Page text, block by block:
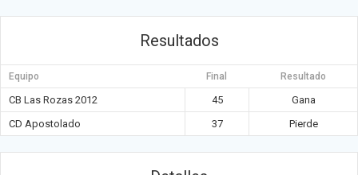
Resultados
Equipo Final Resultado
CB Las Rozas 2012 45
Gana
CD Apostolado
37 Pierde